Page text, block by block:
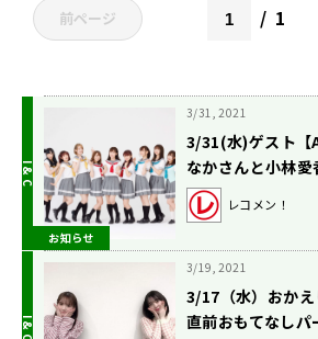
前ページ 1
お知らせ
3/31, 2021
3/31(水)ゲスト
なかさんと小林愛
レコメン！
3/19, 2021
3/17（水）おか
直前おもてなしパ